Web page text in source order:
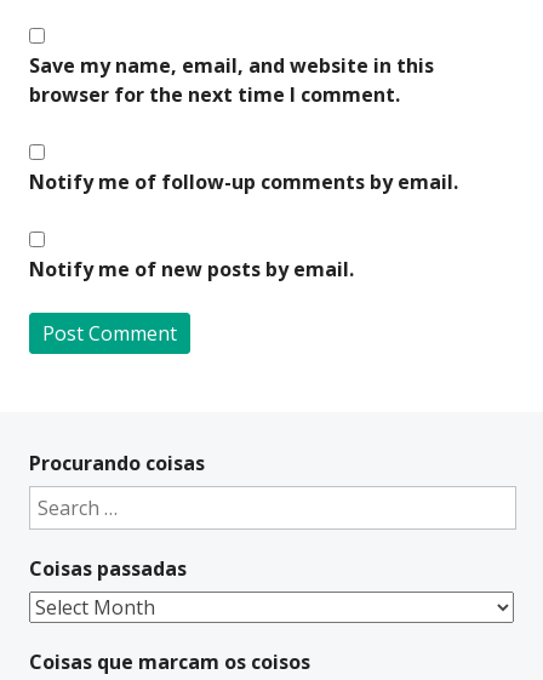
Save my name, email, and website in this
browser for the next time I comment.
Notify me of follow-up comments by email.
Notify me of new posts by email.
t
e
a
t
i
v
Procurando coisas
Search
for:
Coisas passadas
Coisas
Coisas que marcam os coisos